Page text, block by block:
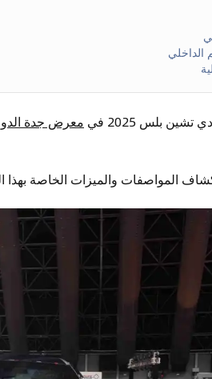
الداخلي
بلس 2025 في معرض جدة الدولي
المواصفات والميزات الخاصة